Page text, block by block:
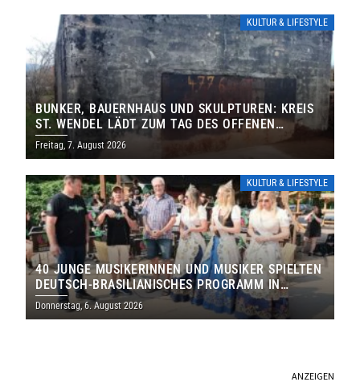
KULTUR & LIFESTYLE
BUNKER, BAUERNHAUS UND SKULPTUREN: KREIS
ST. WENDEL LÄDT ZUM TAG DES OFFENEN
DENKMALS EIN
Freitag, 7. August 2026
KULTUR & LIFESTYLE
40 JUNGE MUSIKERINNEN UND MUSIKER SPIELTEN
DEUTSCH-BRASILIANISCHES PROGRAMM IN
THOLEY
Donnerstag, 6. August 2026
ANZEIGEN